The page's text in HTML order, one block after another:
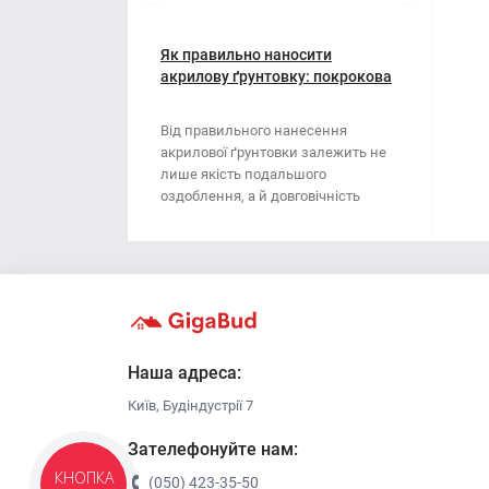
Наждачний папір
Стрічка
Викрутка
Губки для шліфування
Кліщі
Ключі
Лопата
Як правильно наносити
акрилову ґрунтовку: покрокова
Від правильного нанесення
акрилової ґрунтовки залежить не
лише якість подальшого
оздоблення, а й довговічність
Наша адреса:
Київ, Будіндустрії 7
Зателефонуйте нам:
(050) 423-35-50
КНОПКА